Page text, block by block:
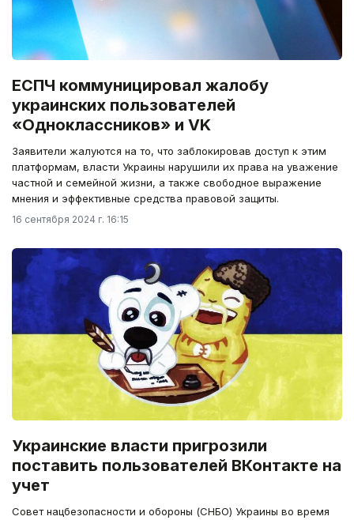
ЕСПЧ коммуницировал жалобу
украинских пользователей
«Одноклассников» и VK
Заявители жалуются на то, что заблокировав доступ к этим
платформам, власти Украины нарушили их права на уважение
частной и семейной жизни, а также свободное выражение
мнения и эффективные средства правовой защиты.
16 сентября 2024 г. 16:15
Украинские власти пригрозили
поставить пользователей ВКонтакте на
учет
Совет нацбезопасности и обороны (СНБО) Украины во время